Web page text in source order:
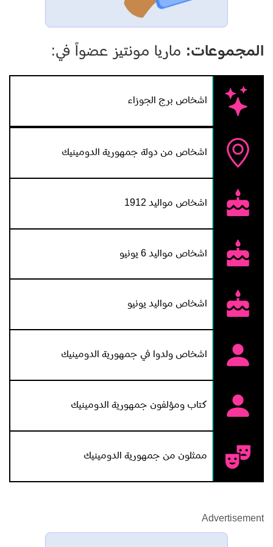
المجموعات: ماريا مونتيز عضواً في:
اشخاص برج الجوزاء
اشخاص من دولة جمهورية الدومينيك
اشخاص مواليد 1912
اشخاص مواليد 6 يونيو
اشخاص مواليد يونيو
اشخاص ولدوا في جمهورية الدومينيك
كتاب ومؤلفون جمهورية الدومينيك
ممثلون من جمهورية الدومينيك
Advertisement